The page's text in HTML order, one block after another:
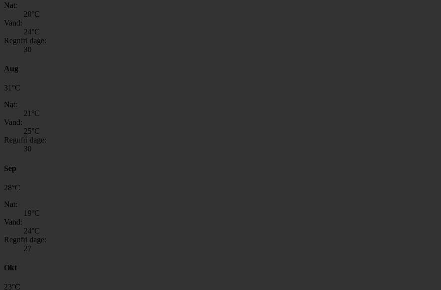
Nat:
20°C
Vand:
24°C
Regnfri dage:
30
Aug
31 °C
Nat:
21 °C
Vand:
25°C
Regnfri dage:
30
Sep
28°C
Nat:
19°C
Vand:
24°C
Regnfri dage:
27
Okt
23°C